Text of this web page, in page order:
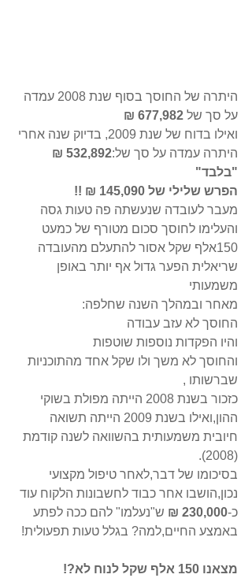
היתרה של החוסך בסוף שנת 2008 עמדה
על סך של 677,982 ₪
ואילו בדוח של שנת 2009, בדיוק שנה אחרי
היתרה עמדה על סך של:
532,892 ₪
"בלבד"
הפרש שלילי של 145,090 ₪ !!
מעבר לעובדה שנעשתה פה טעות גסה
והעלימו לחוסך סכום מטורף של כמעט
150אלף שקל אסור להתעלם מהעובדה
שריאלית הפער גדול אף יותר באופן
משמעותי
מאחר ובמהלך השנה שחלפה:
החוסך לא עזב עבודה
והיו הפקדות נוספות שוטפות
והחוסך לא משך ולו שקל אחד מהתוכניות
שברשותו ,
כזכור בשנת 2008 הייתה מפולת בשוקי
ההון,ואילו בשנת 2009 הייתה תשואה
חיובית משמעותית בהשוואה לשנה קודמת
(2008).
בסיכומו של דבר,לאחר טיפול מקצועי
נכון,הושבו אחר כבוד לחשבונות הלקוח עוד
כ-230,000 ₪
ש"נעלמו" להם ככה לפתע
באמצע החיים,למה? בגלל טעות תפעולית!
מצאנו 150 אלף שקל לנוח לא?!